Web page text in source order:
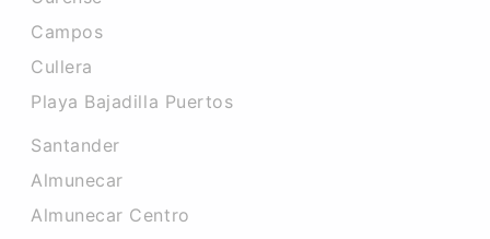
Campos
Cullera
Playa Bajadilla Puertos
Santander
Almunecar
Almunecar Centro